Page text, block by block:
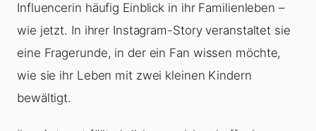
Influencerin häufig Einblick in ihr Familienleben –
wie jetzt. In ihrer Instagram-Story veranstaltet sie
eine Fragerunde, in der ein Fan wissen möchte,
wie sie ihr Leben mit zwei kleinen Kindern
bewältigt.